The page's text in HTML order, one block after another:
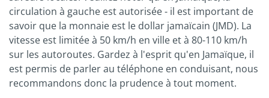
circulation à gauche est autorisée - il est important de
savoir que la monnaie est le dollar jamaïcain (JMD). La
vitesse est limitée à 50 km/h en ville et à 80-110 km/h
sur les autoroutes. Gardez à l'esprit qu'en Jamaïque, il
est permis de parler au téléphone en conduisant, nous
recommandons donc la prudence à tout moment.